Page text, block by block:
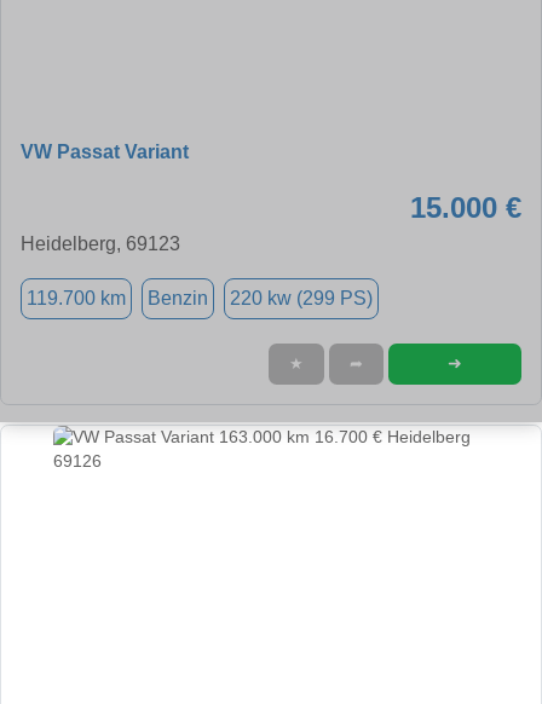
VW Passat Variant
15.000 €
Heidelberg, 69123
119.700 km Benzin 220 kw (299 PS)
★ ➦ ➜